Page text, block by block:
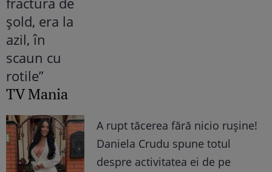
TV Mania
A rupt tăcerea fără nicio rușine!
Daniela Crudu spune totul
despre activitatea ei de pe